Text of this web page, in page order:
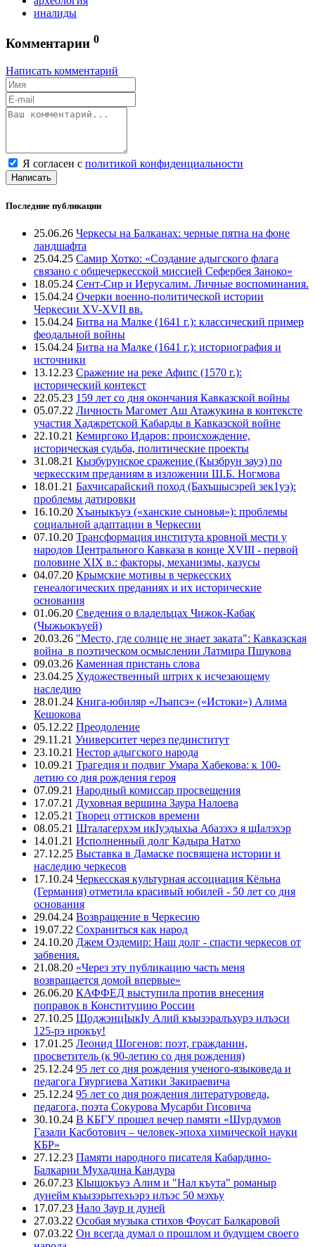
иналиды
Комментарии 0
Написать комментарий
Я согласен с политикой конфиденциальности
Написать
Последние публикации
25.06.26 Черкесы на Балканах: черные пятна на фоне
ландшафта
25.04.25 Самир Хотко: «Создание адыгского флага
связано с общечеркесской миссией Сефербея Заноко»
18.05.24 Сент-Сир и Иерусалим. Личные воспоминания.
15.04.24 Очерки военно-политической истории
Черкесии XV-XVII вв.
15.04.24 Битва на Малке (1641 г.): классический пример
феодальной войны
15.04.24 Битва на Малке (1641 г.): историография и
источники
13.12.23 Сражение на реке Афипс (1570 г.):
исторический контекст
22.05.23 159 лет со дня окончания Кавказской войны
05.07.22 Личность Магомет Аш Атажукина в контексте
участия Хаджретской Кабарды в Кавказской войне
22.10.21 Кемиргоко Идаров: происхождение,
историческая судьба, политические проекты
31.08.21 Кызбурунское сражение (Кызбрун зауэ) по
черкесским преданиям в изложении Ш.Б. Ногмова
18.01.21 Бахчисарайский поход (Бахъшысэрей зек1уэ):
проблемы датировки
16.10.20 Хъаныкъуэ («ханские сыновья»): проблемы
социальной адаптации в Черкесии
07.10.20 Трансформация института кровной мести у
народов Центрального Кавказа в конце XVIII - первой
половине XIX в.: факторы, механизмы, казусы
04.07.20 Крымские мотивы в черкесских
генеалогических преданиях и их исторические
основания
01.06.20 Сведения о владельцах Чижок-Кабак
(Чыжьокъуей)
20.03.26 "Место, где солнце не знает заката": Кавказская
война в поэтическом осмыслении Латмира Пшукова
09.03.26 Каменная пристань слова
23.04.25 Художественный штрих к исчезающему
наследию
28.01.24 Книга-юбиляр «Лъапсэ» («Истоки») Алима
Кешокова
05.12.22 Преодоление
29.11.21 Университет через пединститут
23.10.21 Нестор адыгского народа
10.09.21 Трагедия и подвиг Умара Хабекова: к 100-
летию со дня рождения героя
07.09.21 Народный комиссар просвещения
17.07.21 Духовная вершина Заура Налоева
12.05.21 Творец оттисков времени
08.05.21 Шталагерхэм икIуэдыхьа Абазэхэ я щIалэхэр
14.01.21 Исполненный долг Кадыра Натхо
27.12.25 Выставка в Дамаске посвящена истории и
наследию черкесов
17.10.24 Черкесская культурная ассоциация Кёльна
(Германия) отметила красивый юбилей - 50 лет со дня
основания
29.04.24 Возвращение в Черкесию
19.07.22 Сохраниться как народ
24.10.20 Джем Оздемир: Наш долг - спасти черкесов от
забвения.
21.08.20 «Через эту публикацию часть меня
возвращается домой впервые»
26.06.20 КАФФЕД выступила против внесения
поправок в Конституцию России
27.10.25 ЩоджэнцIыкIу Алий къызэралъхурэ илъэси
125-рэ ирокъу!
17.01.25 Леонид Шогенов: поэт, гражданин,
просветитель (к 90-летию со дня рождения)
25.12.24 95 лет со дня рождения ученого-языковеда и
педагога Гяургиева Хатики Закираевича
25.12.24 95 лет со дня рождения литературоведа,
педагога, поэта Сокурова Мусарби Гисовича
30.10.24 В КБГУ прошел вечер памяти «Шурдумов
Газали Касботович – человек-эпоха химической науки
КБР»
27.12.23 Памяти народного писателя Кабардино-
Балкарии Мухадина Кандура
26.07.23 Кlыщокъуэ Алим и "Нал къута" романыр
дунейм къызэрытехьэрэ илъэс 50 мэхъу
17.07.23 Нало Заур и дуней
27.03.22 Особая музыка стихов Фоусат Балкаровой
07.03.22 Он всегда думал о прошлом и будущем своего